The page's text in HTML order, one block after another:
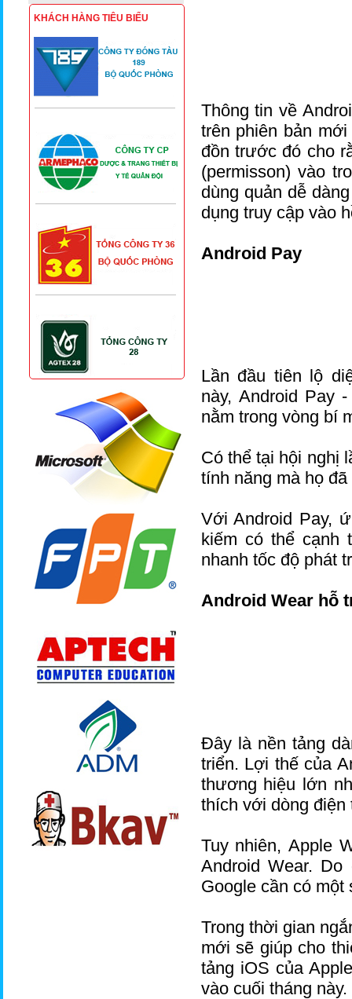
KHÁCH HÀNG TIÊU BIỂU
Thông tin về
trên phiên bản
đồn trước đó cho
(permisson) vào
dùng quản dễ
dụng truy cập vào
Android Pay
Lần đầu tiên lộ
này, Android Pay
nằm trong vòng bí
Có thể tại hội nghị
tính năng mà họ
Với Android Pay,
kiếm có thể cạnh
nhanh tốc độ phát
Android Wear hỗ
Đây là nền tảng
triển. Lợi thế của
thương hiệu lớn
thích với dòng
Tuy nhiên, Apple
Android Wear.
Google cần có
Trong thời gian
mới sẽ giúp cho
tảng iOS của
vào cuối tháng này.